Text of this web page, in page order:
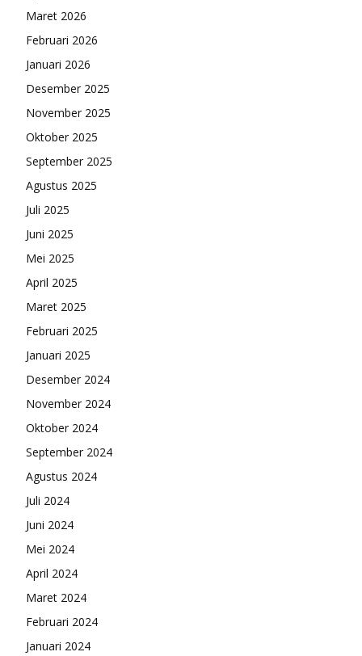
Maret 2026
Februari 2026
Januari 2026
Desember 2025
November 2025
Oktober 2025
September 2025
Agustus 2025
Juli 2025
Juni 2025
Mei 2025
April 2025
Maret 2025
Februari 2025
Januari 2025
Desember 2024
November 2024
Oktober 2024
September 2024
Agustus 2024
Juli 2024
Juni 2024
Mei 2024
April 2024
Maret 2024
Februari 2024
Januari 2024